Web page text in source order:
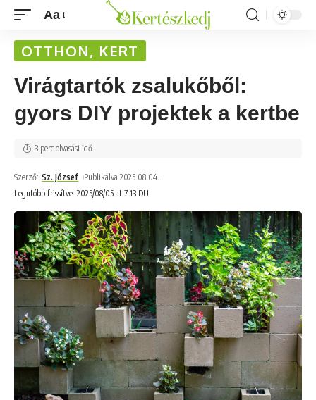
Aa
OTTHON, KERT
Virágtartók zsalukőből:
gyors DIY projektek a kertbe
Legutóbb frissítve: 2025/08/05 at 7:13 DU.
Szerző: Sz. József Publikálva 2025.08.04.
3 perc olvasási idő